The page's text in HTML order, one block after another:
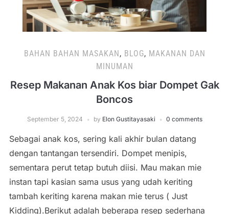
BAHAN BAHAN MASAKAN, BLOG, MAKANAN DAN
MINUMAN
Resep Makanan Anak Kos biar Dompet Gak
Boncos
September 5, 2024 by Elon Gustitayasaki 0 comments
Sebagai anak kos, sering kali akhir bulan datang
dengan tantangan tersendiri. Dompet menipis,
sementara perut tetap butuh diisi. Mau makan mie
instan tapi kasian sama usus yang udah keriting
tambah keriting karena makan mie terus ( Just
Kidding).Berikut adalah beberapa resep sederhana